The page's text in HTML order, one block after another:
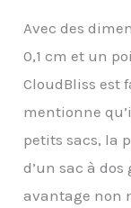
Avec des
0,1 cm et un
CloudBliss est
mentionne
petits sacs, la
d’un sac à
avantage non